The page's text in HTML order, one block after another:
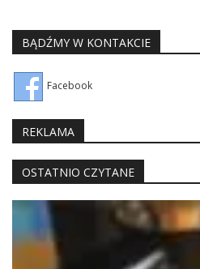
BĄDŹMY W KONTAKCIE
Facebook
REKLAMA
OSTATNIO CZYTANE